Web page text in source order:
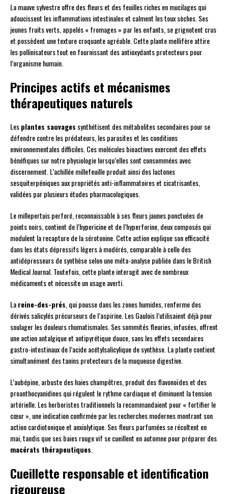
La mauve sylvestre offre des fleurs et des feuilles riches en mucilages qui
adoucissent les inflammations intestinales et calment les toux sèches. Ses
jeunes fruits verts, appelés « fromages » par les enfants, se grignotent crus
et possèdent une texture croquante agréable. Cette plante mellifère attire
les pollinisateurs tout en fournissant des antioxydants protecteurs pour
l’organisme humain.
Principes actifs et mécanismes
thérapeutiques naturels
Lesplantes sauvages synthétisent des métabolites secondaires pour se
défendre contre les prédateurs, les parasites et les conditions
environnementales difficiles. Ces molécules bioactives exercent des effets
bénéfiques sur notre physiologie lorsqu’elles sont consommées avec
discernement. L’achillée millefeuille produit ainsi des lactones
sesquiterpéniques aux propriétés anti-inflammatoires et cicatrisantes,
validées par plusieurs études pharmacologiques.
Le millepertuis perforé, reconnaissable à ses fleurs jaunes ponctuées de
points noirs, contient de l’hypericine et de l’hyperforine, deux composés qui
modulent la recapture de la sérotonine. Cette action explique son efficacité
dans les états dépressifs légers à modérés, comparable à celle des
antidépresseurs de synthèse selon une méta-analyse publiée dans le British
Medical Journal. Toutefois, cette plante interagit avec de nombreux
médicaments et nécessite un usage averti.
Lareine-des-prés , qui pousse dans les zones humides, renferme des
dérivés salicylés précurseurs de l’aspirine. Les Gaulois l’utilisaient déjà pour
soulager les douleurs rhumatismales. Ses sommités fleuries, infusées, offrent
une action antalgique et antipyrétique douce, sans les effets secondaires
gastro-intestinaux de l’acide acétylsalicylique de synthèse. La plante contient
simultanément des tanins protecteurs de la muqueuse digestive.
L’aubépine, arbuste des haies champêtres, produit des flavonoïdes et des
proanthocyanidines qui régulent le rythme cardiaque et diminuent la tension
artérielle. Les herboristes traditionnels la recommandaient pour « fortifier le
cœur », une indication confirmée par les recherches modernes montrant son
action cardiotonique et anxiolytique. Ses fleurs parfumées se récoltent en
mai, tandis que ses baies rouge vif se cueillent en automne pour préparer des
macérats thérapeutiques
Cueillette responsable et identification
rigoureuse